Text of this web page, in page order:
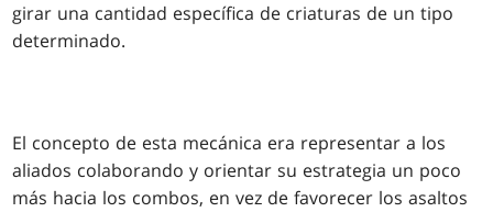
girar una cantidad específica de criaturas de un tipo
determinado.
El concepto de esta mecánica era representar a los
aliados colaborando y orientar su estrategia un poco
más hacia los combos, en vez de favorecer los asaltos